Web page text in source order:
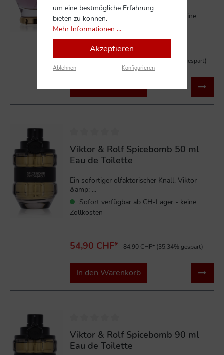
Originalverp...
Sofort verfügbar ab CH-Lager - keine
Zollkosten
78,90 CHF* 292,00 CHF*(72.98% gespart)
In den Warenkorb
Viktor & Rolf Spicebomb 50 ml
Eau de Toilette
Ein sofortiger olfaktorischer Knall. Viktor
&amp; ...
Sofort verfügbar ab CH-Lager - keine
Zollkosten
54,90 CHF* 84,90 CHF* (35.34% gespart)
In den Warenkorb
Viktor & Rolf Spicebomb 90 ml
Eau de Toilette
um eine bestmögliche Erfahrung
bieten zu können.
Mehr Informationen ...
Akzeptieren
Ablehnen Konfigurieren